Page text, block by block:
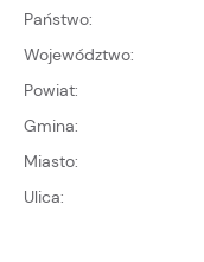
Państwo:
Województwo:
Powiat:
Gmina:
Miasto:
Ulica: